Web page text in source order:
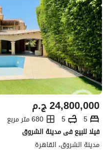
ج.م24,800,000
5
5
680 متر مربع
فيلا للبيع فى مدينة الشروق
مدينة الشروق، القاهرة